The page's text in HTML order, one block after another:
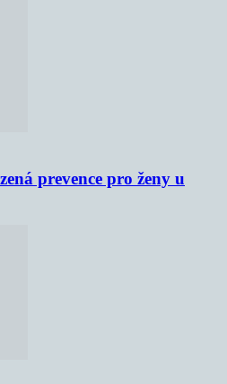
prevence pro ženy u